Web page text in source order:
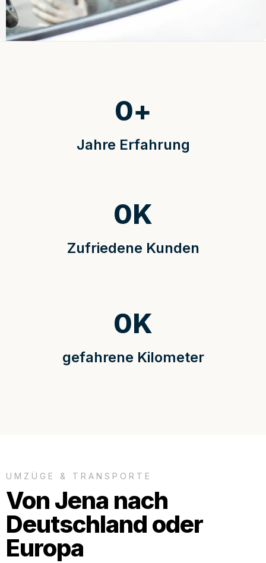
Jahre Erfahrung
0+
Zufriedene Kunden
0K
gefahrene Kilometer
0K
UMZÜGE & TRANSPORTE
Von Jena nach
Deutschland oder
Europa